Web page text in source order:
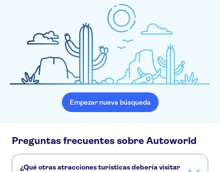
Empezar nueva búsqueda
Preguntas frecuentes sobre Autoworld
¿Qué otras atracciones turísticas debería visitar